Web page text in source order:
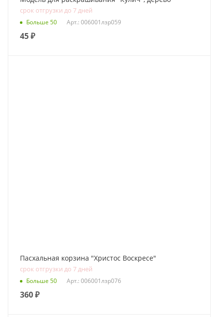
срок отгрузки до 7 дней
Больше 50 Арт.: 006001лзр059
45₽
Пасхальная корзина "Христос Воскресе"
срок отгрузки до 7 дней
Больше 50 Арт.: 006001лзр076
360₽